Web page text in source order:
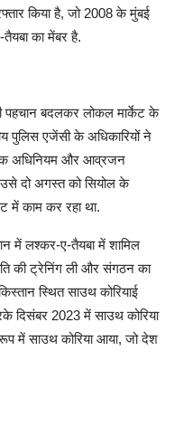
किया है, जो 2008 के मुंबई
का मेंबर है.
पहचान बदलकर लोकल मार्केट के
पुलिस एजेंसी के अधिकारियों ने
अधिनियम और आव्रजन
दो अगस्त को सियोल के
में काम कर रहा था.
में लश्कर-ए-तैयबा में शामिल
की ट्रेनिंग ली और संगठन का
स्थित साउथ कोरियाई
दिसंबर 2023 में साउथ कोरिया
में साउथ कोरिया आया, जो देश